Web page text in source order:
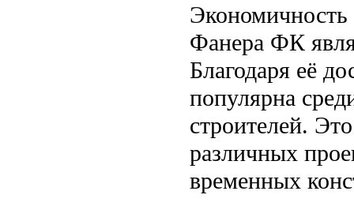
Экономичность
Фанера ФК
Благодаря её
популярна
строителей.
различных
временных